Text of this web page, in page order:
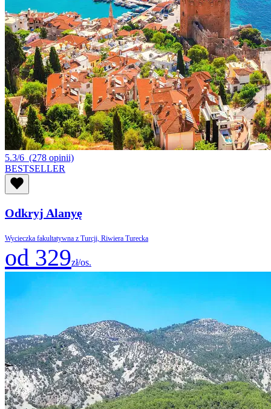
5.3/6 (278 opinii)
BESTSELLER
Odkryj Alanyę
Wycieczka fakultatywna z Turcji, Riwiera Turecka
od 329zł/os.